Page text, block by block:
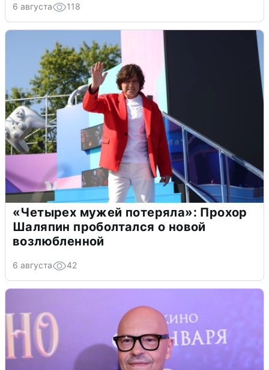
6 августа 118
«Четырех мужей потеряла»: Прохор
Шаляпин проболтался о новой
возлюбленной
6 августа 42